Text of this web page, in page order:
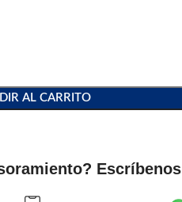
AL CARRITO
Escríbenos